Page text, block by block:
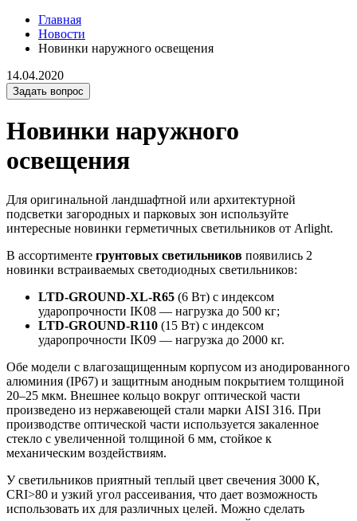
Главная
Новости
Новинки наружного освещения
14.04.2020
Задать вопрос
Новинки наружного
освещения
Для оригинальной ландшафтной или архитектурной
подсветки загородных и парковых зон используйте
интересные новинки герметичных светильников от Arlight.
В ассортименте грунтовых светильников появились 2
новинки встраиваемых светодиодных светильников:
LTD-GROUND-XL-R65 (6 Вт) с индексом
ударопрочности IK08 — нагрузка до 500 кг;
LTD-GROUND-R110 (15 Вт) с индексом
ударопрочности IK09 — нагрузка до 2000 кг.
Обе модели с влагозащищенным корпусом из анодированного
алюминия (IP67) и защитным анодным покрытием толщиной
20–25 мкм. Внешнее кольцо вокруг оптической части
произведено из нержавеющей стали марки AISI 316. При
производстве оптической части используется закаленное
стекло с увеличенной толщиной 6 мм, стойкое к
механическим воздействиям.
У светильников приятный теплый цвет свечения 3000 К,
CRI>80 и узкий угол рассеивания, что дает возможность
использовать их для различных целей. Можно сделать